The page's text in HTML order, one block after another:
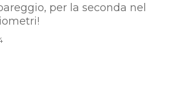
per la seconda nel